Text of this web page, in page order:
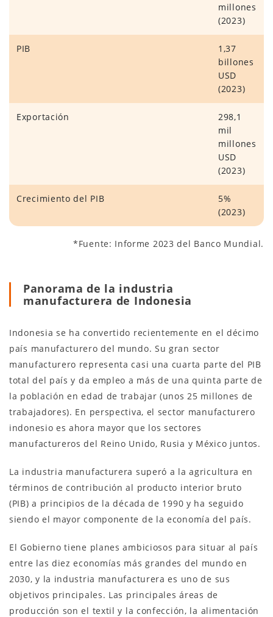
millones
(2023)
PIB
1,37
billones
USD
(2023)
Exportación
298,1
mil
millones
USD
(2023)
Crecimiento del PIB
5%
(2023)
*Fuente: Informe 2023 del Banco Mundial.
Panorama de la industria
manufacturera de Indonesia
Indonesia se ha convertido recientemente en el décimo
país manufacturero del mundo. Su gran sector
manufacturero representa casi una cuarta parte del PIB
total del país y da empleo a más de una quinta parte de
la población en edad de trabajar (unos 25 millones de
trabajadores). En perspectiva, el sector manufacturero
indonesio es ahora mayor que los sectores
manufactureros del Reino Unido, Rusia y México juntos.
La industria manufacturera superó a la agricultura en
términos de contribución al producto interior bruto
(PIB) a principios de la década de 1990 y ha seguido
siendo el mayor componente de la economía del país.
El Gobierno tiene planes ambiciosos para situar al país
entre las diez economías más grandes del mundo en
2030, y la industria manufacturera es uno de sus
objetivos principales. Las principales áreas de
producción son el textil y la confección, la alimentación